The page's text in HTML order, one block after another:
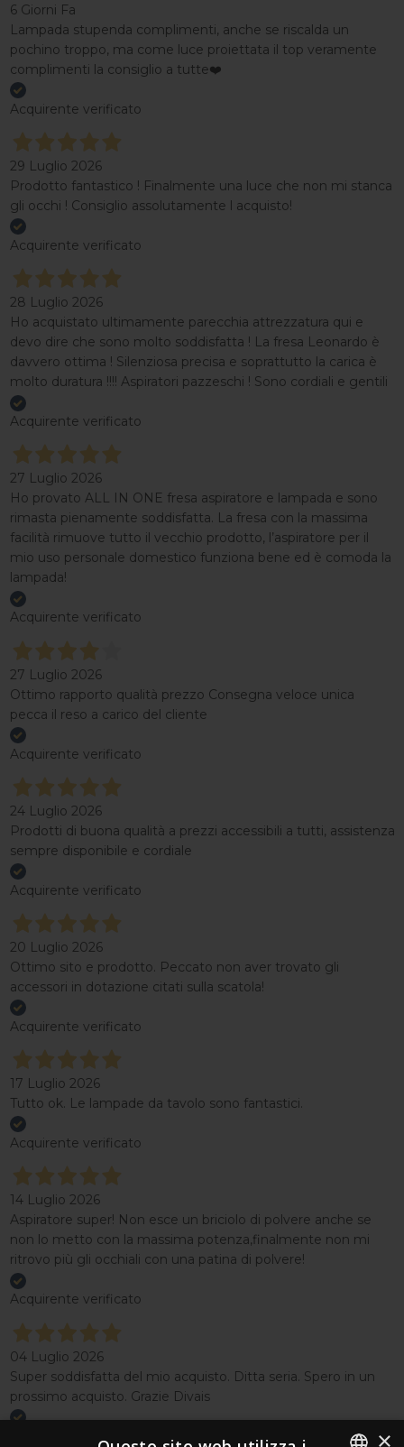
6 Giorni Fa
Lampada stupenda complimenti, anche se riscalda un
pochino troppo, ma come luce proiettata il top veramente
complimenti la consiglio a tutte❤️
Acquirente verificato
29 Luglio 2026
Prodotto fantastico ! Finalmente una luce che non mi stanca
gli occhi ! Consiglio assolutamente l acquisto!
Acquirente verificato
28 Luglio 2026
Ho acquistato ultimamente parecchia attrezzatura qui e
devo dire che sono molto soddisfatta ! La fresa Leonardo è
davvero ottima ! Silenziosa precisa e soprattutto la carica è
molto duratura !!!! Aspiratori pazzeschi ! Sono cordiali e gentili
Acquirente verificato
27 Luglio 2026
Ho provato ALL IN ONE fresa aspiratore e lampada e sono
rimasta pienamente soddisfatta. La fresa con la massima
facilità rimuove tutto il vecchio prodotto, l’aspiratore per il
mio uso personale domestico funziona bene ed è comoda la
lampada!
Acquirente verificato
27 Luglio 2026
Ottimo rapporto qualità prezzo Consegna veloce unica
pecca il reso a carico del cliente
Acquirente verificato
24 Luglio 2026
Prodotti di buona qualità a prezzi accessibili a tutti, assistenza
sempre disponibile e cordiale
Acquirente verificato
20 Luglio 2026
Ottimo sito e prodotto. Peccato non aver trovato gli
accessori in dotazione citati sulla scatola!
Acquirente verificato
17 Luglio 2026
Tutto ok. Le lampade da tavolo sono fantastici.
Acquirente verificato
14 Luglio 2026
Aspiratore super! Non esce un briciolo di polvere anche se
non lo metto con la massima potenza,finalmente non mi
ritrovo più gli occhiali con una patina di polvere!
Acquirente verificato
04 Luglio 2026
Super soddisfatta del mio acquisto. Ditta seria. Spero in un
prossimo acquisto. Grazie Divais
×